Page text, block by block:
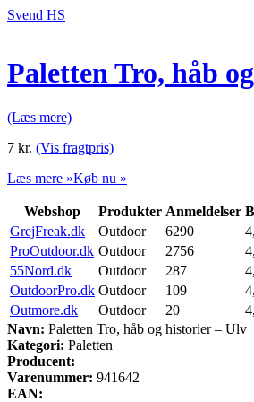
Svend HS
Paletten Tro, håb
(Læs mere)
7 kr. (Vis fragtpris)
Læs mere »Køb nu »
Webshop Produkter Anmeldelser
GrejFreak.dk
Outdoor 6290
ProOutdoor.dk Outdoor 2756
55Nord.dk
Outdoor 287
OutdoorPro.dk Outdoor 109
Outmore.dk
Outdoor 20
Navn: Paletten Tro, håb og historier – Ulv
Kategori: Paletten
Producent:
Varenummer: 941642
EAN: